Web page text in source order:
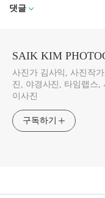
댓글
SAIK KIM
사진가 김사익, 사진작
진, 야경사진, 타임랩스,
이사진
구독하기